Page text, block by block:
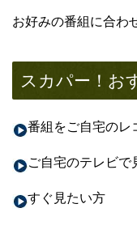
お好みの番組に合わ
スカパー！お
番組をご自宅のレ
ご自宅のテレビで
すぐ見たい方